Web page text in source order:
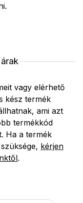
vagy elérhető
kész termék
ami azt
termékkód
Ha a termék
kérjen
.